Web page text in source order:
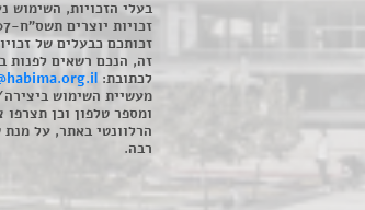
זכותכם כבעלים של
זה, הנכם רשאים לפנות
לכתובת:
מעשיית השימוש
ומספר טלפון וכן
הרלוונטי באתר, על
רבה.